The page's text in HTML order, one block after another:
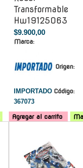
Transformable
Hw19125063
$9.900,00
Marca:
Origen:
IMPORTADO Código:
367073
Agregar al carrito